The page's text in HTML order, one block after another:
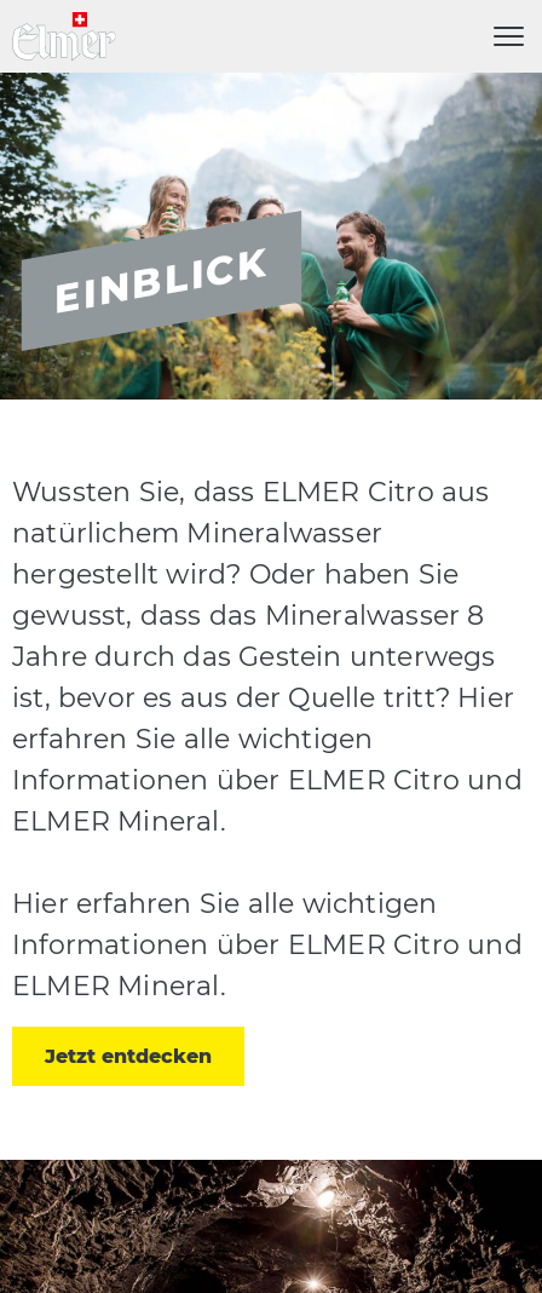
EINBLICK
Wussten Sie, dass ELMER Citro aus
natürlichem Mineralwasser
hergestellt wird? Oder haben Sie
gewusst, dass das Mineralwasser 8
Jahre durch das Gestein unterwegs
ist, bevor es aus der Quelle tritt? Hier
erfahren Sie alle wichtigen
Informationen über ELMER Citro und
ELMER Mineral.
Hier erfahren Sie alle wichtigen
Informationen über ELMER Citro und
ELMER Mineral.
Jetzt entdecken